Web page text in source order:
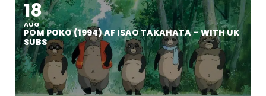
18
AUG
POM POKO (1994) AF ISAO TAKAHATA – WITH UK
SUBS